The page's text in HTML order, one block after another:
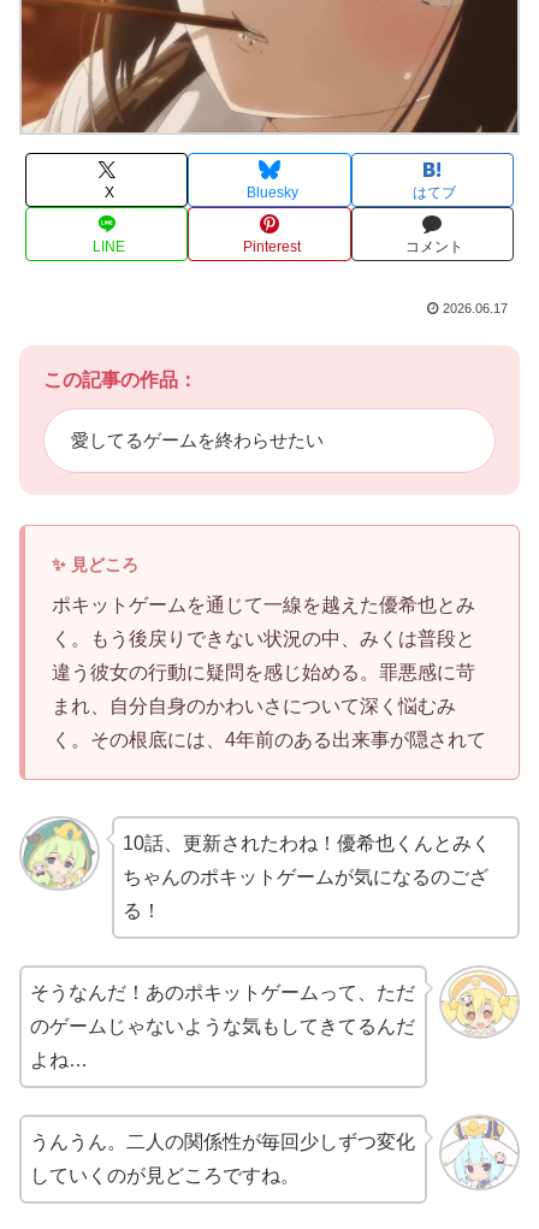
X Bluesky はてブ
LINE Pinterest コメント
2026.06.17
この記事の作品：
愛してるゲームを終わらせたい
ポキットゲームを通じて一線を越えた優希也とみ
く。もう後戻りできない状況の中、みくは普段と
違う彼女の行動に疑問を感じ始める。罪悪感に苛
まれ、自分自身のかわいさについて深く悩むみ
く。その根底には、4年前のある出来事が隠されて
10話、更新されたわね！優希也くんとみく
ちゃんのポキットゲームが気になるのござ
る！
そうなんだ！あのポキットゲームって、ただ
のゲームじゃないような気もしてきてるんだ
よね…
うんうん。二人の関係性が毎回少しずつ変化
していくのが見どころですね。